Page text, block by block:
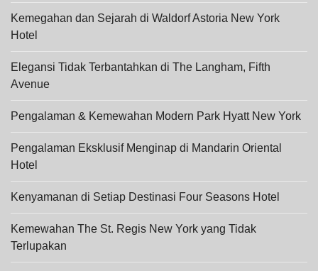
Kemegahan dan Sejarah di Waldorf Astoria New York
Hotel
Elegansi Tidak Terbantahkan di The Langham, Fifth
Avenue
Pengalaman & Kemewahan Modern Park Hyatt New York
Pengalaman Eksklusif Menginap di Mandarin Oriental
Hotel
Kenyamanan di Setiap Destinasi Four Seasons Hotel
Kemewahan The St. Regis New York yang Tidak
Terlupakan